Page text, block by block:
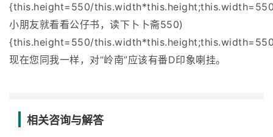
{this.height=550/
小朋友就看看公仔书，读下卜卜斋550)
{this.height=550/
现在您同我一样，对“岭南”应该有番D印象喇挂。
相关咨询与解答